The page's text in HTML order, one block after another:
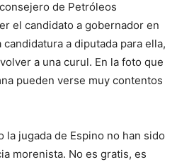
de Petróleos
el candidato a gobernador en
a diputada para ella,
a una curul. En la foto que
pueden verse muy contentos
la jugada de Espino no han sido
morenista. No es gratis, es